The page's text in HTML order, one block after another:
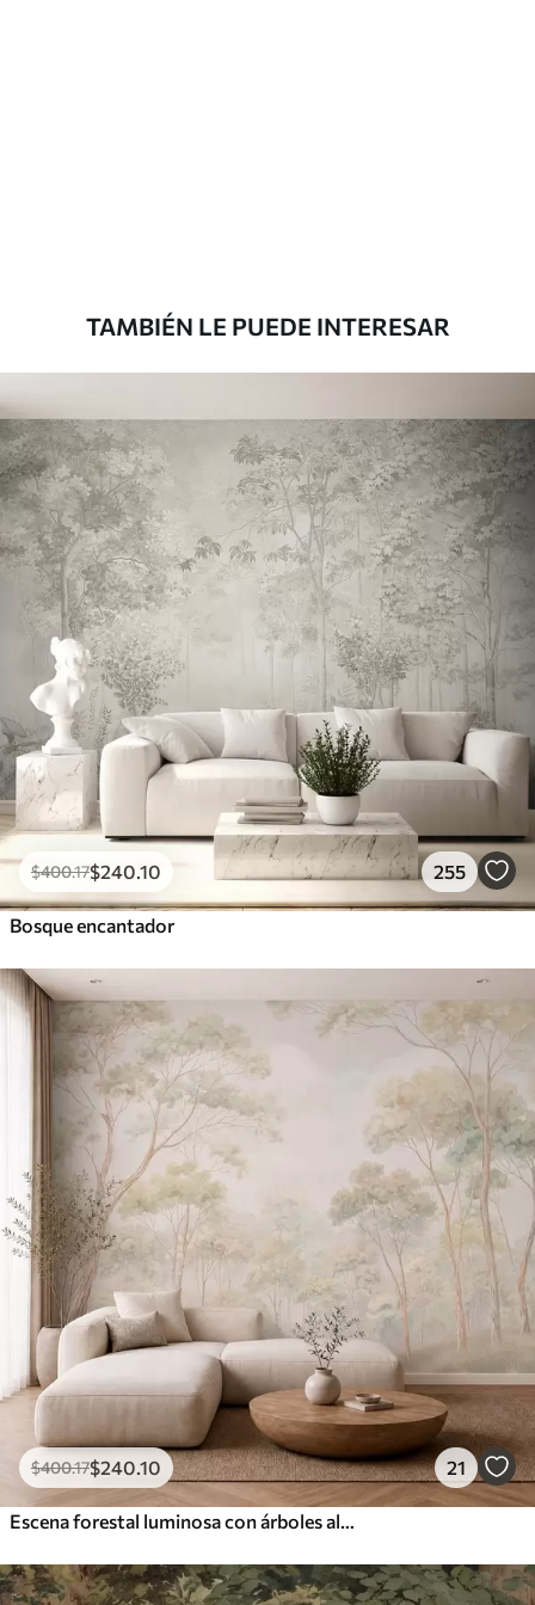
Vinilo Premium
1266.67$760.00/m²
Peel and Stick
1533.33$920.00
TAMBIÉN LE PUEDE INTERESAR
$400.17$240 .10 255
Bosque encantador
$400.17$240 .10 21